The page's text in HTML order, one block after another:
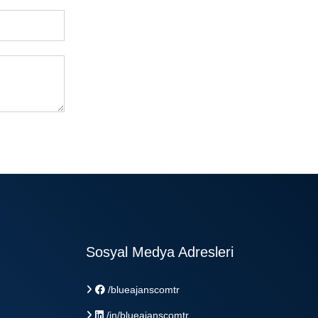
Sosyal Medya Adresleri
/blueajanscomtr
/in/blueajanscomtr